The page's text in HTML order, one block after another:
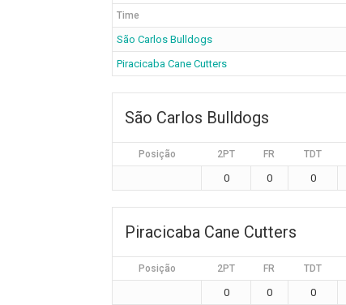
Time
São Carlos Bulldogs
Piracicaba Cane Cutters
São Carlos Bulldogs
Posição 2PT FR TDT
0 0 0
Piracicaba Cane Cutters
Posição 2PT FR TDT
0 0 0